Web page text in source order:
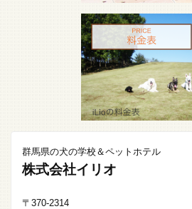
群馬県の犬の学校＆ペットホテル
株式会社イリオ
〒370-2314